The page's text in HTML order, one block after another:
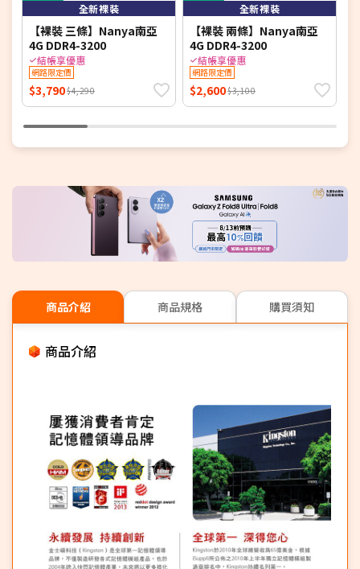
全新裸裝
【裸裝 三條】Nanya南亞
4G DDR4-3200
結帳享優惠
網路限定價
$3,790$4,290
全新裸裝
【裸裝 兩條】Nanya南亞
4G DDR4-3200
結帳享優惠
網路限定價
$2,600$3,100
商品介紹 商品規格 購買須知
商品介紹